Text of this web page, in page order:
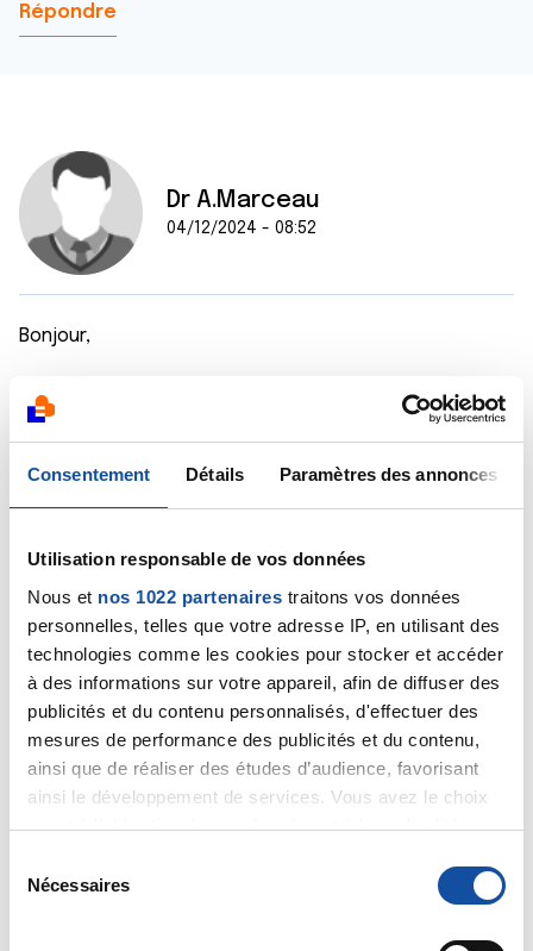
Consentement Détails Paramètres des annonces
Utilisation responsable de vos données
Nous et nos 1022 partenaires traitons vos données
personnelles, telles que votre adresse IP, en utilisant des
technologies comme les cookies pour stocker et accéder
à des informations sur votre appareil, afin de diffuser des
publicités et du contenu personnalisés, d'effectuer des
mesures de performance des publicités et du contenu,
ainsi que de réaliser des études d’audience, favorisant
ainsi le développement de services. Vous avez le choix
quant à l'utilisation de vos données et à leurs finalités.
tout moment en consultant la Déclaration relative aux
cookies ou en cliquant sur l'icône de confidentialité.
Nécessaires
Répondre
Dr A.Marceau
04/12/2024 - 08:52
Bonjour,
que cet acronyme signifie ponction trans-pulmonaire
(PTP).
Citer
rachs
04/12/2024 - 09:35
Merci docteur et bonne journée.